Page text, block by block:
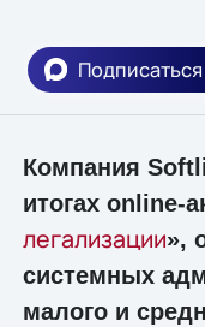
Подписаться
Компания
итогах online-
легализации»,
системных
малого и